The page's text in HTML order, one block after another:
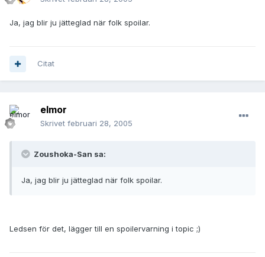
Ja, jag blir ju jätteglad när folk spoilar.
Citat
elmor
Skrivet februari 28, 2005
Zoushoka-San sa:
Ja, jag blir ju jätteglad när folk spoilar.
Ledsen för det, lägger till en spoilervarning i topic ;)